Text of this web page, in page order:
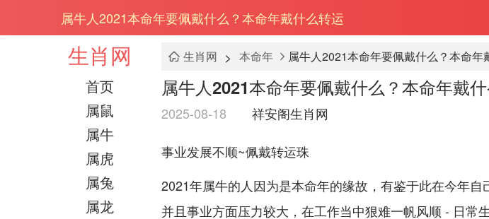
属牛人2021本命年要佩戴什么？本命年戴什么转运
生肖网
首页
属鼠
属牛
属虎
属兔
属龙
生肖网 > 本命年 属牛人2021本命年要佩戴什么？本命年
属牛人2021本命年要佩戴什么？本命年戴
2025-08-18 祥安阁生肖网
事业发展不顺~佩戴转运珠
2021年属牛的人因为是本命年的缘故，有鉴于此在今年自
并且事业方面压力较大，在工作当中狠难一帆风顺 - 日常